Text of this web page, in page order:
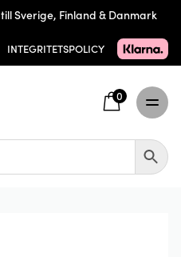
Sverige, Finland & Danmark
INTEGRITETSPOLICY
0